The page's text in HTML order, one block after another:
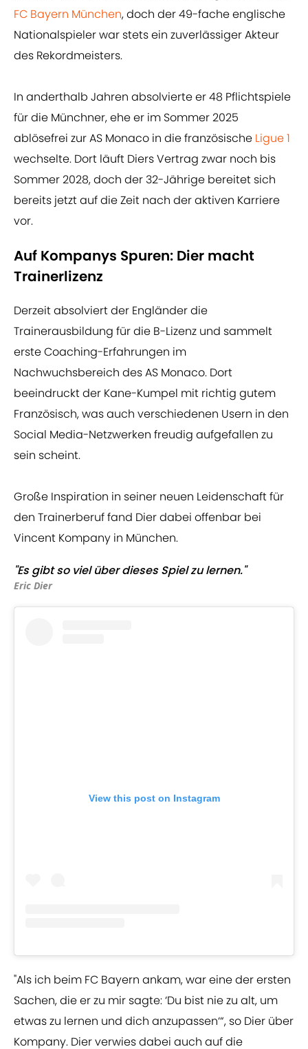
FC Bayern München, doch der 49-fache englische
Nationalspieler war stets ein zuverlässiger Akteur
des Rekordmeisters.
In anderthalb Jahren absolvierte er 48 Pflichtspiele
für die Münchner, ehe er im Sommer 2025
ablösefrei zur AS Monaco in die französische Ligue 1
wechselte. Dort läuft Diers Vertrag zwar noch bis
Sommer 2028, doch der 32-Jährige bereitet sich
bereits jetzt auf die Zeit nach der aktiven Karriere
vor.
Auf Kompanys Spuren: Dier macht
Trainerlizenz
Derzeit absolviert der Engländer die
Trainerausbildung für die B-Lizenz und sammelt
erste Coaching-Erfahrungen im
Nachwuchsbereich des AS Monaco. Dort
beeindruckt der Kane-Kumpel mit richtig gutem
Französisch, was auch verschiedenen Usern in den
Social Media-Netzwerken freudig aufgefallen zu
sein scheint.
Große Inspiration in seiner neuen Leidenschaft für
den Trainerberuf fand Dier dabei offenbar bei
Vincent Kompany in München.
"Es gibt so viel über dieses Spiel zu lernen."
Eric Dier
View this post on Instagram
"Als ich beim FC Bayern ankam, war eine der ersten
Sachen, die er zu mir sagte: ‘Du bist nie zu alt, um
etwas zu lernen und dich anzupassen‘“, so Dier über
Kompany. Dier verwies dabei auch auf die